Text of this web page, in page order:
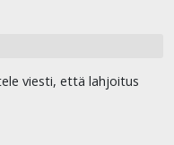
viesti, että lahjoitus